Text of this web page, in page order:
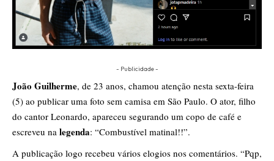
- Publicidade -
João Guilherme, de 23 anos, chamou atenção nesta sexta-feira
(5) ao publicar uma foto sem camisa em São Paulo. O ator, filho
do cantor Leonardo, apareceu segurando um copo de café e
escreveu na legenda: “Combustível matinal!!”.
A publicação logo recebeu vários elogios nos comentários. “Pqp,